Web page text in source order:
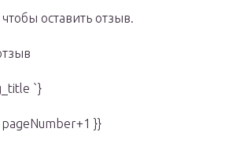
оставить отзыв.
`}
}}